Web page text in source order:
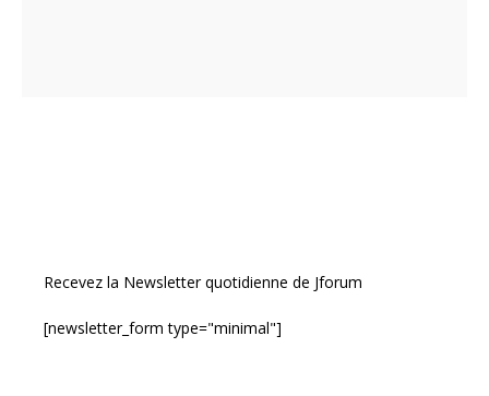
Recevez la Newsletter quotidienne de Jforum
[newsletter_form type="minimal"]